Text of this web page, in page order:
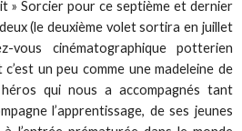
» Sorcier pour ce septième et dernier
(le deuxième volet sortira en juillet
vous cinématographique potterien
un peu comme une madeleine de
qui nous a accompagnés tant
l’apprentissage, de ses jeunes